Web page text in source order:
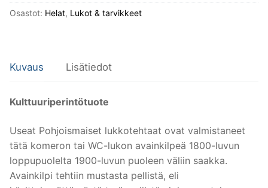
oven
Osastot: Helat, Lukot & tarvikkeet
Kuvaus Lisätiedot
Kulttuuriperintötuote
Useat Pohjoismaiset lukkotehtaat ovat valmistaneet
tätä komeron tai WC-lukon avainkilpeä 1800-luvun
loppupuolelta 1900-luvun puoleen väliin saakka.
Avainkilpi tehtiin mustasta pellistä, eli